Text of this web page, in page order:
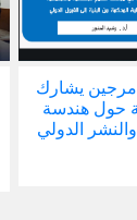
مرجين يشارك
حول هندسة
الدولي